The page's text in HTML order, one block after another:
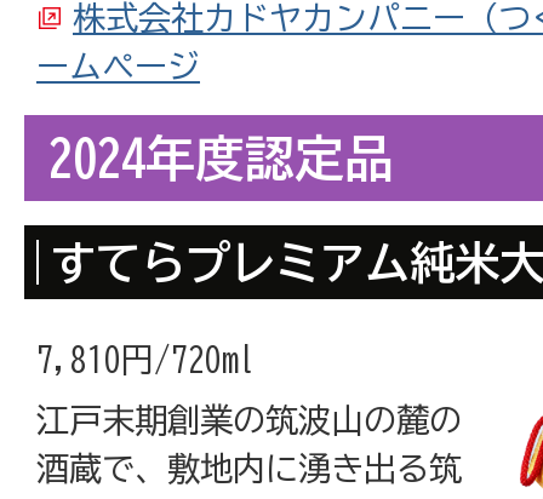
株式会社カドヤカンパニー（
ームページ
2024年度認定品
すてらプレミアム純米
7,810円/720ml
江戸末期創業の筑波山の麓の
酒蔵で、敷地内に湧き出る筑